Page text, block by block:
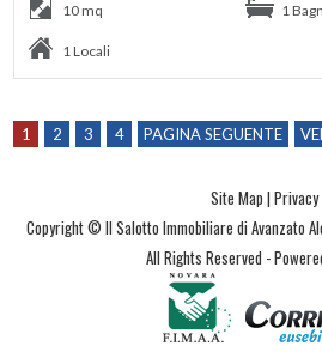
10 mq 1
1 Locali
1 2 3 4 PAGINA SEGUENTE
Site Map | Privacy
Copyright © Il Salotto Immobiliare di Avanzato
All Rights Reserved -